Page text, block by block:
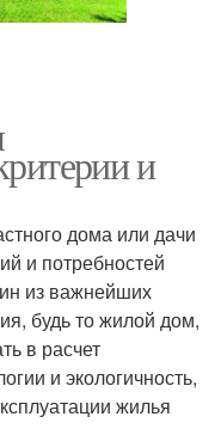
и
дома или дачи
и потребностей
из важнейших
будь то жилой дом,
в расчет
и экологичность,
жилья